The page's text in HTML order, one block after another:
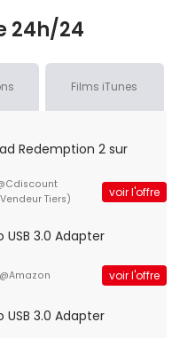
24h/24
Films iTunes
Redemption 2 sur
Tiers)
voir l'offre
USB 3.0 Adapter
@Amazon voir l'offre
USB 3.0 Adapter